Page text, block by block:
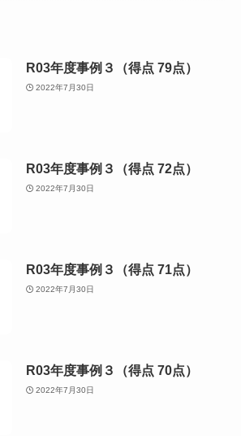
R03年度事例３（得点 79点）
2022年7月30日
R03年度事例３（得点 72点）
2022年7月30日
R03年度事例３（得点 71点）
2022年7月30日
R03年度事例３（得点 70点）
2022年7月30日